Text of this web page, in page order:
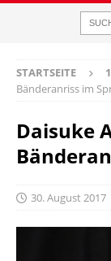
STARTSEITE
Bänderanriss im
Daisuke
30. August 2017